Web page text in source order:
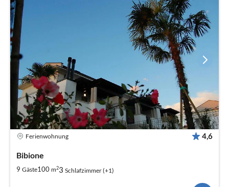
Ferienwohnung 4,6
Bibione
9 Gäste100 m23 Schlafzimmer (+1)